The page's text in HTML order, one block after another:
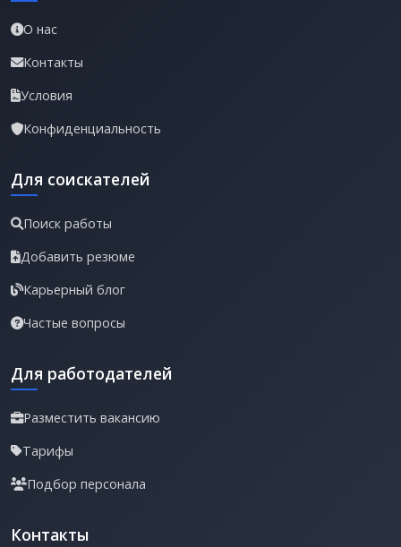
О нас
Контакты
Условия
Конфиденциальность
Для соискателей
Поиск работы
Добавить резюме
Карьерный блог
Частые вопросы
Для работодателей
Разместить вакансию
Тарифы
Подбор персонала
Контакты